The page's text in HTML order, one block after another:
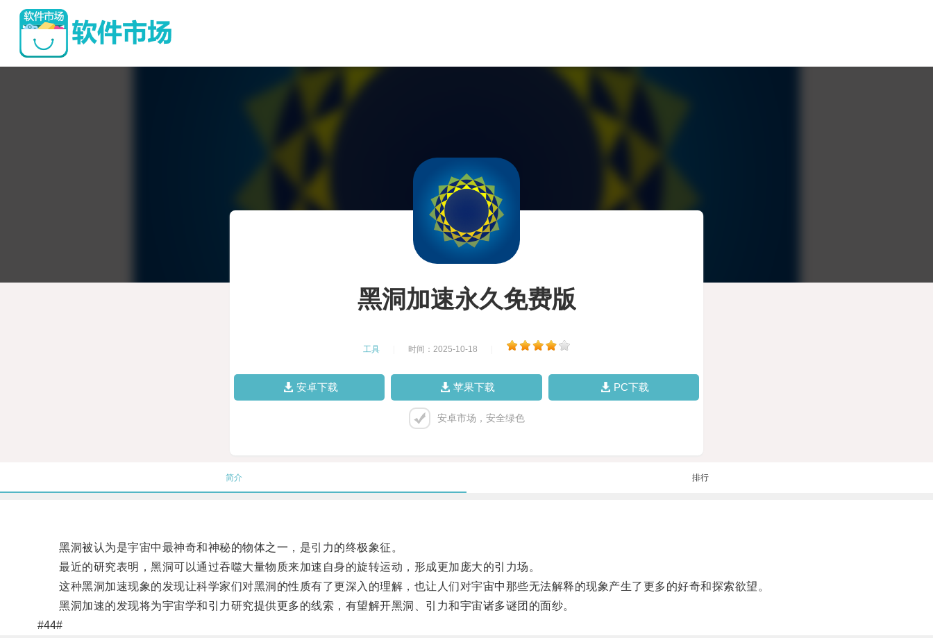
黑洞加速永久免费版
工具 时间：2025-10-18
安卓下载 苹果下载 PC下载
安卓市场，安全绿色
简介 排行
黑洞被认为是宇宙中最神奇和神秘的物体之一，是引力的终极象征。
最近的研究表明，黑洞可以通过吞噬大量物质来加速自身的旋转运动，形成更加庞大的引力场。
这种黑洞加速现象的发现让科学家们对黑洞的性质有了更深入的理解，也让人们对宇宙中那些无法解释的现象产生了更多的好奇和探索欲望。
黑洞加速的发现将为宇宙学和引力研究提供更多的线索，有望解开黑洞、引力和宇宙诸多谜团的面纱。
#44#